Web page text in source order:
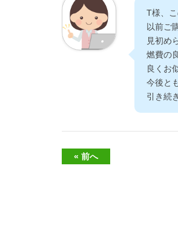
T様、
以前ご
見初め
燃費の
良くお
今後と
引き続
« 前へ